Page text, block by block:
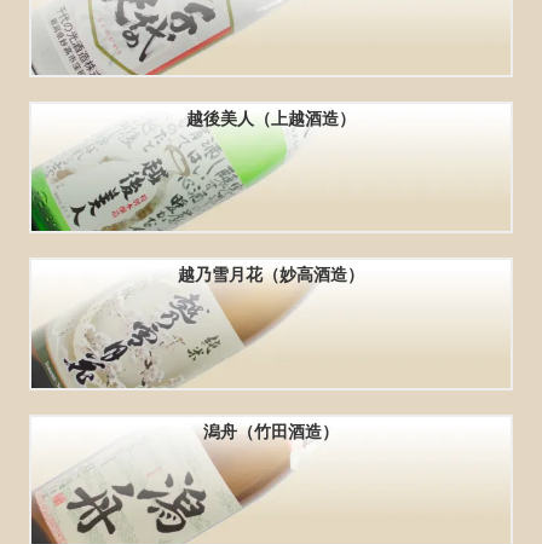
越後美人（上越酒造）
越乃雪月花（妙高酒造）
潟舟（竹田酒造）